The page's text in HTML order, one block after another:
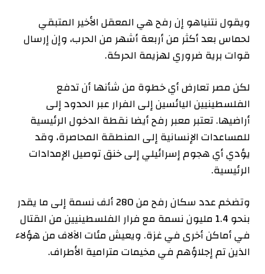
ويقول نتنياهو إن رفح هي المعقل الأخير المتبقي
لحماس بعد أكثر من أربعة أشهر من الحرب، وإن إرسال
قوات برية ضروري لهزيمة الحركة.
لكن مصر تعارض أي خطوة من شأنها أن تدفع
الفلسطينيين اليائسين إلى الفرار عبر الحدود إلى
أراضيها. تعتبر معبر رفح أيضا نقطة الدخول الرئيسية
للمساعدات الإنسانية إلى المنطقة المحاصرة، وقد
يؤدي أي هجوم إسرائيلي إلى خنق توصيل الإمدادات
الرئيسية.
وتضخم عدد سكان رفح من 280 ألف نسمة إلى ما يقدر
بنحو 1.4 مليون نسمة مع فرار الفلسطينيين من القتال
في أماكن أخرى في غزة. ويعيش مئات الآلاف من هؤلاء
الذين تم إجلاؤهم في مخيمات مترامية الأطراف.